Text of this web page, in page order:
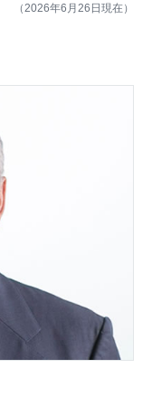
（2026年6月26日現在）